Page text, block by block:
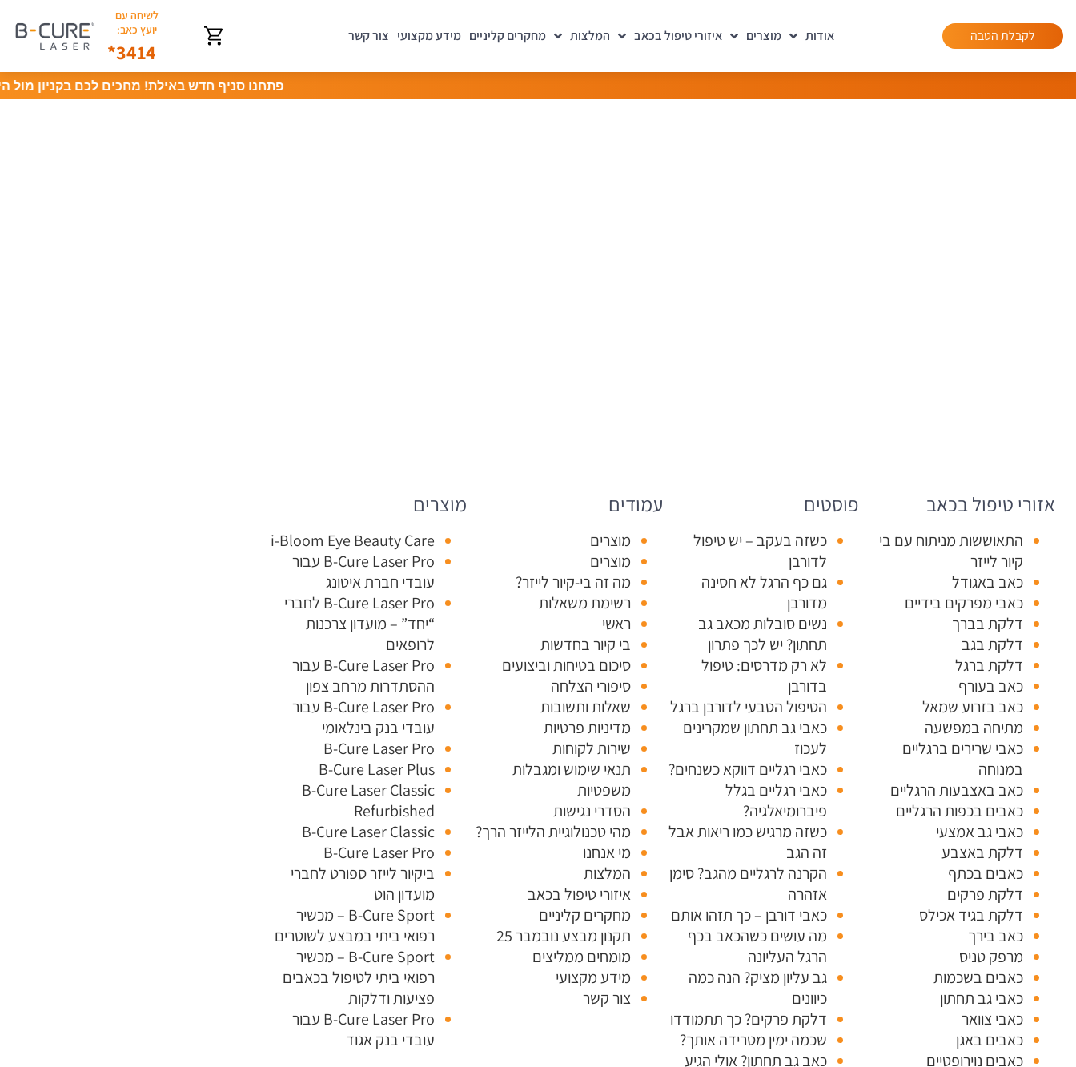
לקבלת הטבה אודות מוצרים איזורי טיפול בכאב המלצות מחקרים קליניים מידע מקצועי צור קשר
לשיחה עם
יועץ כאב:
3414*
פתחנו סניף חדש באילת! מחכים לכם בקניון מול הים,
אזורי טיפול בכאב
התאוששות מניתוח עם בי
קיור לייזר
כאב באגודל
כאבי מפרקים בידיים
דלקת בברך
דלקת בגב
דלקת ברגל
כאב בעורף
כאב בזרוע שמאל
מתיחה במפשעה
כאבי שרירים ברגליים
במנוחה
כאב באצבעות הרגליים
כאבים בכפות הרגליים
כאבי גב אמצעי
דלקת באצבע
כאבים בכתף
דלקת פרקים
דלקת בגיד אכילס
כאב בירך
מרפק טניס
כאבים בשכמות
כאבי גב תחתון
כאבי צוואר
כאבים באגן
כאבים נוירופטיים
פוסטים
כשזה בעקב – יש טיפול
לדורבן
גם כף הרגל לא חסינה
מדורבן
נשים סובלות מכאב גב
תחתון? יש לכך פתרון
לא רק מדרסים: טיפול
בדורבן
הטיפול הטבעי לדורבן ברגל
כאבי גב תחתון שמקרינים
לעכוז
כאבי רגליים דווקא כשנחים?
כאבי רגליים בגלל
פיברומיאלגיה?
כשזה מרגיש כמו ריאות אבל
זה הגב
הקרנה לרגליים מהגב? סימן
אזהרה
כאבי דורבן – כך תזהו אותם
מה עושים כשהכאב בכף
הרגל העליונה
גב עליון מציק? הנה כמה
כיוונים
דלקת פרקים? כך תתמודדו
שכמה ימין מטרידה אותך?
כאב גב תחתון? אולי הגיע
עמודים
מוצרים
מוצרים
מה זה בי-קיור לייזר?
רשימת משאלות
ראשי
בי קיור בחדשות
סיכום בטיחות וביצועים
סיפורי הצלחה
שאלות ותשובות
מדיניות פרטיות
שירות לקוחות
תנאי שימוש ומגבלות
משפטיות
הסדרי נגישות
מהי טכנולוגיית הלייזר הרך?
מי אנחנו
המלצות
איזורי טיפול בכאב
מחקרים קליניים
תקנון מבצע נובמבר 25
מומחים ממליצים
מידע מקצועי
צור קשר
מוצרים
i-Bloom Eye Beauty Care
B-Cure Laser Pro עבור
עובדי חברת איטונג
B-Cure Laser Pro לחברי
“יחד” – מועדון צרכנות
לרופאים
B-Cure Laser Pro עבור
ההסתדרות מרחב צפון
B-Cure Laser Pro עבור
עובדי בנק בינלאומי
B-Cure Laser Pro
B-Cure Laser Plus
B-Cure Laser Classic
Refurbished
B-Cure Laser Classic
B-Cure Laser Pro
ביקיור לייזר ספורט לחברי
מועדון הוט
B-Cure Sport – מכשיר
רפואי ביתי במבצע לשוטרים
B-Cure Sport – מכשיר
רפואי ביתי לטיפול בכאבים
פציעות ודלקות
B-Cure Laser Pro עבור
עובדי בנק אגוד